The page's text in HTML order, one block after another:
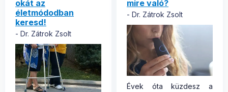
okát az
életmódodban
keresd!
Dr. Zátrok Zsolt
mire való?
Dr. Zátrok Zsolt
Évek óta küzdesz a